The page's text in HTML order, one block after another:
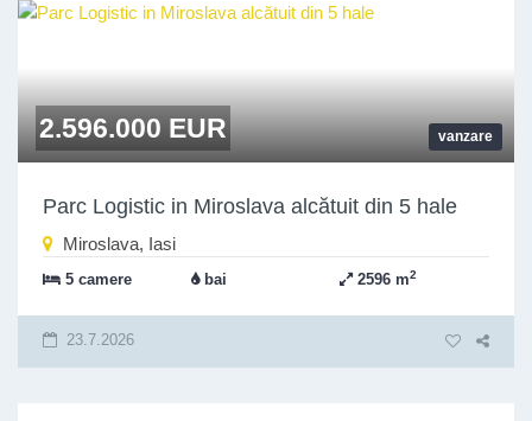
vanzare
2.596.000 EUR
Parc Logistic in Miroslava alcătuit din 5 hale
Miroslava, Iasi
5 camere bai 2596 m2
23.7.2026